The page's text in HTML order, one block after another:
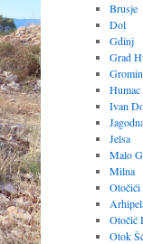
Brusje
Dol
Gdinj
Grad
Humac
Ivan
Jelsa
Malo
Milna
Otočić
Otok